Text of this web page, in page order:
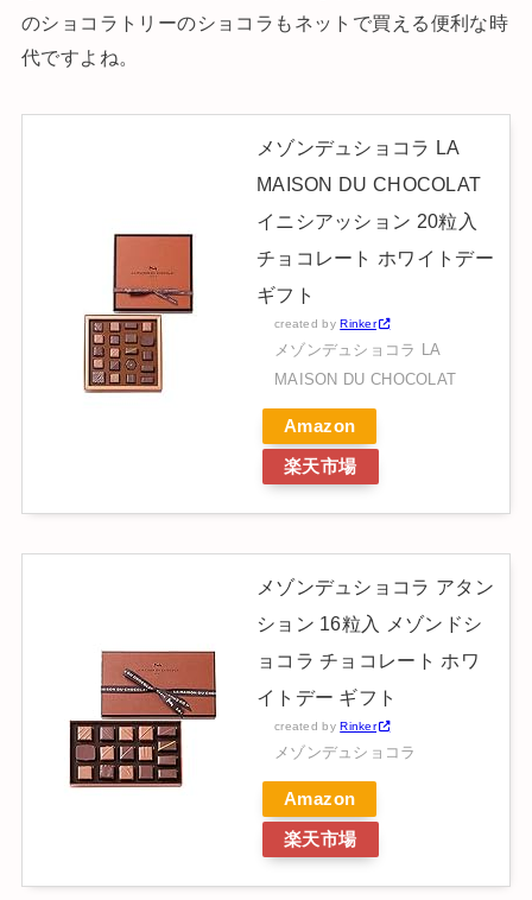
のショコラトリーのショコラもネットで買える便利な時
代ですよね。
メゾンデュショコラ LA
MAISON DU CHOCOLAT
イニシアッション 20粒入
チョコレート ホワイトデー
ギフト
created byRinker
メゾンデュショコラ LA
MAISON DU CHOCOLAT
Amazon
楽天市場
メゾンデュショコラ アタン
ション 16粒入 メゾンドシ
ョコラ チョコレート ホワ
イトデー ギフト
created byRinker
メゾンデュショコラ
Amazon
楽天市場